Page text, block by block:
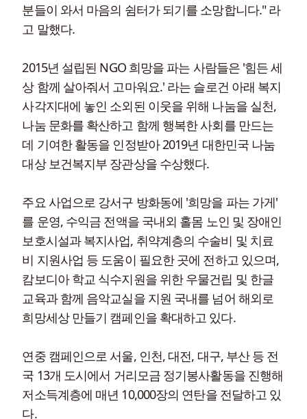
분들이 와서 마음의 쉼터가 되기를 소망합니다." 라
고 말했다.
2015년 설립된 NGO 희망을 파는 사람들은 '힘든 세
상 함께 살아줘서 고마워요.' 라는 슬로건 아래 복지
사각지대에 놓인 소외된 이웃을 위해 나눔을 실천,
나눔 문화를 확산하고 함께 행복한 사회를 만드는
데 기여한 활동을 인정받아 2019년 대한민국 나눔
대상 보건복지부 장관상을 수상했다.
주요 사업으로 강서구 방화동에 '희망을 파는 가게'
를 운영, 수익금 전액을 국내외 홀몸 노인 및 장애인
보호시설과 복지사업, 취약계층의 수술비 및 치료
비 지원사업 등 도움이 필요한 곳에 전하고 있으며,
캄보디아 학교 식수지원을 위한 우물건립 및 한글
교육과 함께 음악교실을 지원 국내를 넘어 해외로
희망세상 만들기 캠페인을 확대하고 있다.
연중 캠페인으로 서울, 인천, 대전, 대구, 부산 등 전
국 13개 도시에서 거리모금 정기봉사활동을 진행해
저소득계층에 매년 10,000장의 연탄을 전달하고 있
다.